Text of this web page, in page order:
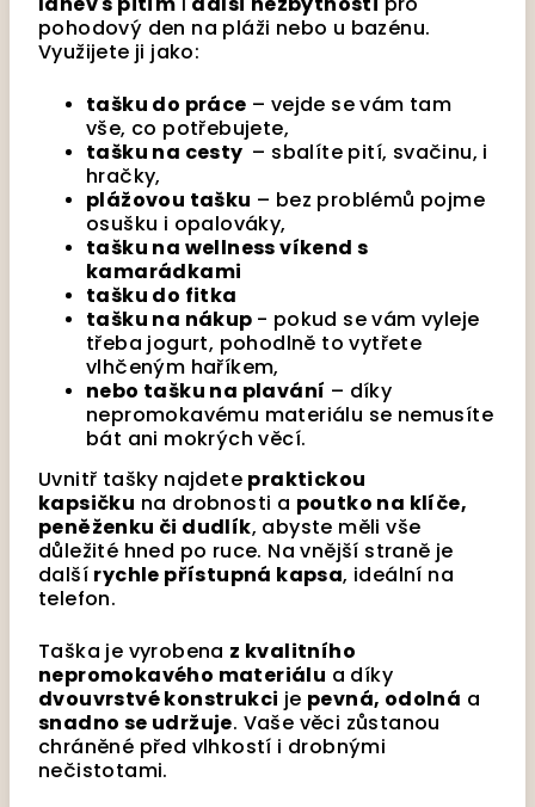
pohodový den na pláži nebo u bazénu.
Využijete ji jako:
tašku do práce – vejde se vám tam
vše, co potřebujete,
tašku na cesty – sbalíte pití, svačinu, i
hračky,
plážovou tašku – bez problémů pojme
osušku i opalováky,
tašku na wellness víkend s
kamarádkami
tašku do fitka
tašku na nákup - pokud se vám vyleje
třeba jogurt, pohodlně to vytřete
vlhčeným haříkem,
nebo tašku na plavání – díky
nepromokavému materiálu se nemusíte
bát ani mokrých věcí.
Uvnitř tašky najdete praktickou
kapsičku na drobnosti a poutko na klíče,
peněženku či dudlík, abyste měli vše
důležité hned po ruce. Na vnější straně je
další rychle přístupná kapsa, ideální na
telefon.
Taška je vyrobena z kvalitního
nepromokavého materiálu a díky
dvouvrstvé konstrukci je pevná, odolná a
snadno se udržuje. Vaše věci zůstanou
chráněné před vlhkostí i drobnými
nečistotami.